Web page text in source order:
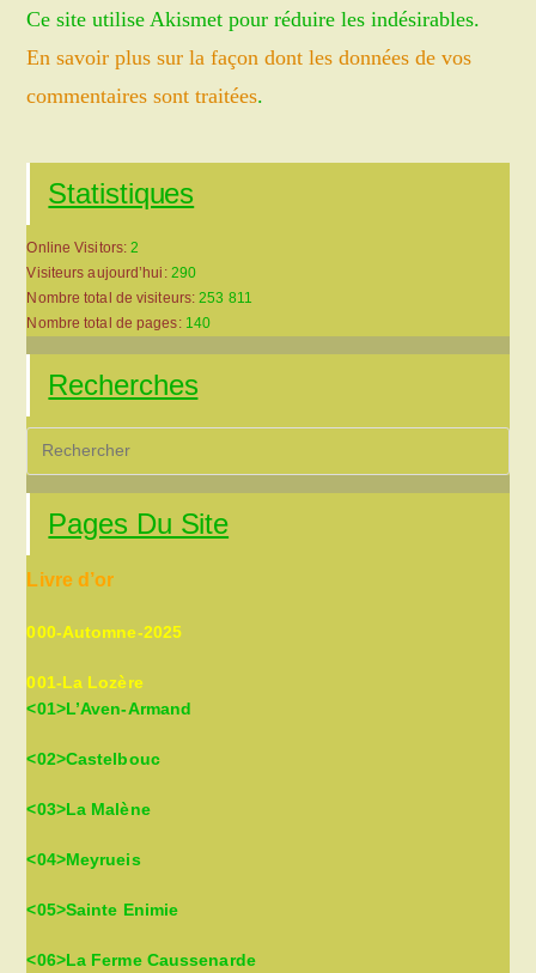
(facultatif)
Ce site utilise Akismet pour réduire les indésirables.
En savoir plus sur la façon dont les données de vos
commentaires sont traitées.
Statistiques
Online Visitors:2
Visiteurs aujourd’hui: 290
Nombre total de visiteurs:253 811
Nombre total de pages: 140
Recherches
to
Pages Du Site
Livre d’or
000-Automne-2025
001-La Lozère
<01>L’Aven-Armand
<02>Castelbouc
<03>La Malène
<04>Meyrueis
<05>Sainte Enimie
<06>La Ferme Caussenarde